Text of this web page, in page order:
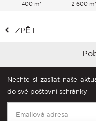
400 m² 2 600 m²
ZPĚT
Nechte si zasílat naše
do své poštovní schránky